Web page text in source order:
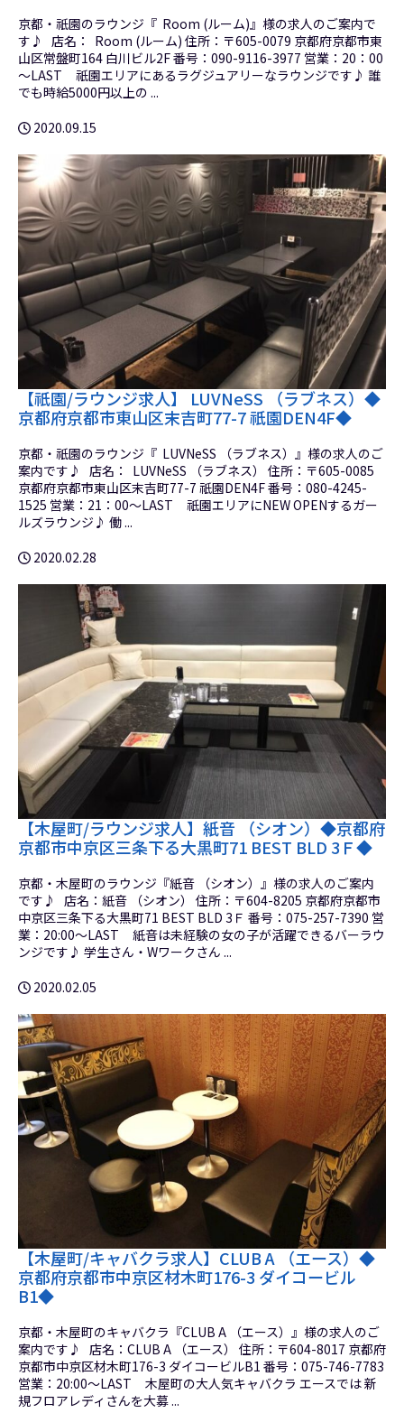
京都・祇園のラウンジ『 Room (ルーム)』様の求人のご案内で
す♪ 店名： Room (ルーム) 住所：〒605-0079 京都府京都市東
山区常盤町164 白川ビル2F 番号：090-9116-3977 営業：20：00
～LAST 祇園エリアにあるラグジュアリーなラウンジです♪ 誰
でも時給5000円以上の ...
2020.09.15
【祇園/ラウンジ求人】 LUVNeSS （ラブネス）◆
京都府京都市東山区末吉町77-7 祇園DEN4F◆
京都・祇園のラウンジ『 LUVNeSS （ラブネス）』様の求人のご
案内です♪ 店名： LUVNeSS （ラブネス） 住所：〒605-0085
京都府京都市東山区末吉町77-7 祇園DEN4F 番号：080-4245-
1525 営業：21：00～LAST 祇園エリアにNEW OPENするガー
ルズラウンジ♪ 働 ...
2020.02.28
【木屋町/ラウンジ求人】紙音 （シオン）◆京都府
京都市中京区三条下る大黒町71 BEST BLD 3Ｆ◆
京都・木屋町のラウンジ『紙音 （シオン）』様の求人のご案内
です♪ 店名：紙音 （シオン） 住所：〒604-8205 京都府京都市
中京区三条下る大黒町71 BEST BLD 3Ｆ 番号：075-257-7390 営
業：20:00～LAST 紙音は未経験の女の子が活躍できるバーラウ
ンジです♪ 学生さん・Wワークさん ...
2020.02.05
【木屋町/キャバクラ求人】CLUB A （エース）◆
京都府京都市中京区材木町176-3 ダイコービル
B1◆
京都・木屋町のキャバクラ『CLUB A （エース）』様の求人のご
案内です♪ 店名：CLUB A （エース） 住所：〒604-8017 京都府
京都市中京区材木町176-3 ダイコービルB1 番号：075-746-7783
営業：20:00～LAST 木屋町の大人気キャバクラ エースでは 新
規フロアレディさんを大募 ...